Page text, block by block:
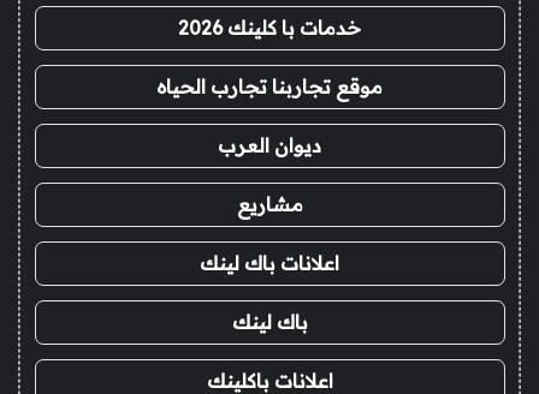
خدمات با كلينك 2026
موقع تجاربنا تجارب الحياه
ديوان العرب
مشاريع
اعلانات باك لينك
باك لينك
اعلانات باكلينك